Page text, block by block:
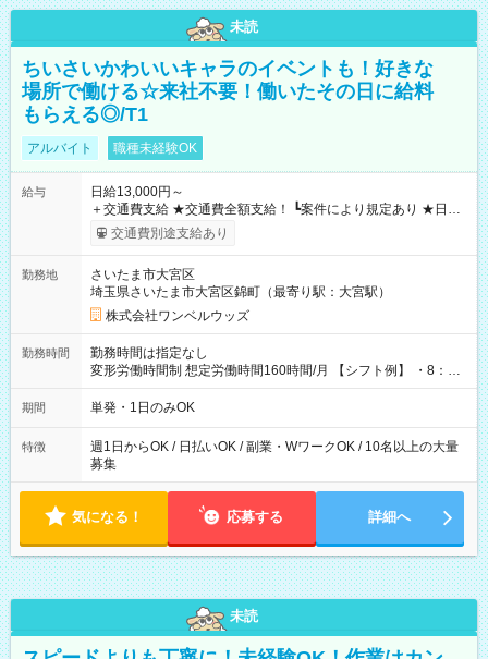
未読
ちいさいかわいいキャラのイベントも！好きな
場所で働ける☆来社不要！働いたその日に給料
もらえる◎/T1
アルバイト 職種未経験OK
給与
日給13,000円～
＋交通費支給 ★交通費全額支給！ ┗案件により規定あり ★日払
いOK！（規定あり） ┗働いたその日に現金GET♪ お仕事後はコ
ンビニATMから 日払い分を引き落とせます！ 【試用期間】試
交通費別途支給あり
勤務地
さいたま市大宮区
埼玉県さいたま市大宮区錦町（最寄り駅：大宮駅）
株式会社ワンベルウッズ
勤務時間
勤務時間は指定なし
変形労働時間制 想定労働時間160時間/月 【シフト例】 ・8：00
～21：00
期間 単発・1日のみOK
特徴
週1日からOK / 日払いOK / 副業・WワークOK / 10名以上の大量
募集
気になる！ 応募する 詳細へ
未読